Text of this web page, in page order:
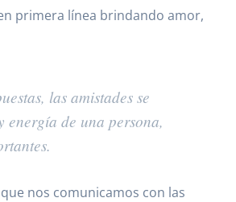
primera línea brindando amor,
las amistades se
energía de una persona,
nos comunicamos con las